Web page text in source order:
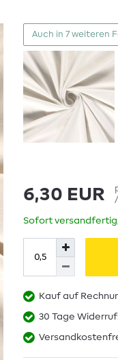
Auch in 7 weiteren
6,30 EUR
Sofort
Kauf auf
30 Tage